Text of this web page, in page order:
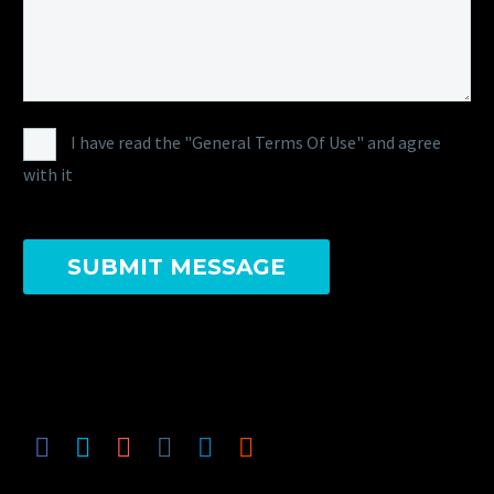
I have read the "General Terms Of Use" and agree
with it